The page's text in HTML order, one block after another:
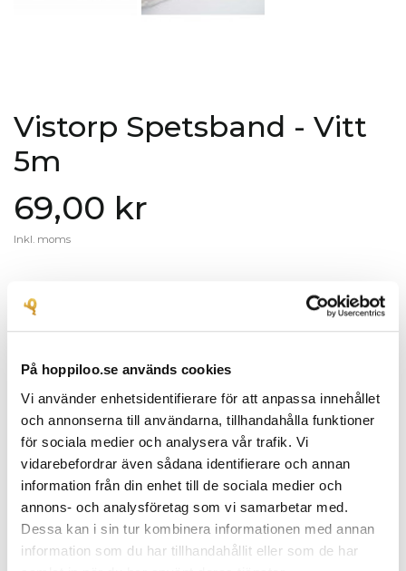
På hoppiloo.se används cookies
Vi använder enhetsidentifierare för att anpassa innehållet
och annonserna till användarna, tillhandahålla funktioner
för sociala medier och analysera vår trafik. Vi
vidarebefordrar även sådana identifierare och annan
information från din enhet till de sociala medier och
annons- och analysföretag som vi samarbetar med.
Dessa kan i sin tur kombinera informationen med annan
information som du har tillhandahållit eller som de har
Vistorp Spetsband - Vitt
5m
69,00 kr
Inkl. moms
inredning, till sömnad och pyssel eller varför inte till dukningen runt servetten?
Låt fantasin få styra användningsområdet.
Öppet köp 30 dagar
Trygg betalning med Klarna
Leverans 1-3 dagar
edit Skriv din recension